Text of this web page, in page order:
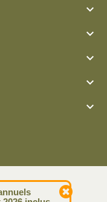




